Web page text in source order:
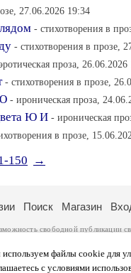
27.06.2026 19:34
- стихотворения в
- стихотворения в прозе,
проза, 26.06.2026
- стихотворения в прозе,
- ироническая проза,
Ю И - ироническая
в прозе,
150 →
файлы cookie для
с условиями
Поиск Магазин
свободной публикации
и охраняются
.
авторы несут
персональных данных. Вы